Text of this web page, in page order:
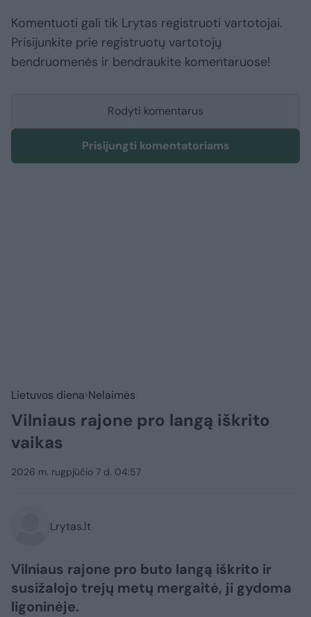
Komentuoti gali tik Lrytas registruoti vartotojai.
Prisijunkite prie registruotų vartotojų
bendruomenės ir bendraukite komentaruose!
Rodyti komentarus
Prisijungti komentatoriams
Lietuvos diena Nelaimės
Vilniaus rajone pro langą iškrito
vaikas
2026 m. rugpjūčio 7 d. 04:57
Lrytas.lt
Vilniaus rajone pro buto langą iškrito ir
susižalojo trejų metų mergaitė, ji gydoma
ligoninėje.